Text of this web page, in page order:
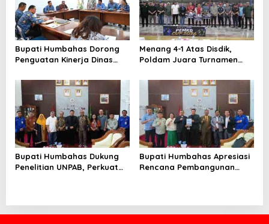
Bupati Humbahas Dorong
Penguatan Kinerja Dinas
SDM Berkualitas
Menang 4-1 Atas Disdik,
Poldam Juara Turnamen
Bupati Humbahas Dukung
Penelitian UNPAB, Perkuat
Bupati Humbahas Apresiasi
Rencana Pembangunan